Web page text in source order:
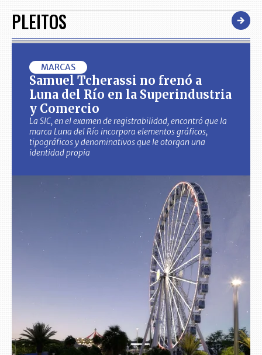
PLEITOS
MARCAS
Samuel Tcherassi no frenó a
Luna del Río en la Superindustria
y Comercio
La SIC, en el examen de registrabilidad, encontró que la
marca Luna del Río incorpora elementos gráficos,
tipográficos y denominativos que le otorgan una
identidad propia